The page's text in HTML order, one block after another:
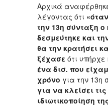
Aρχικά
λέγοντας ότι
την 13η σύνταξη
δεσμεύτηκε και
θα την κρατήσει
ξέχασε ότι
ένα δισ. που
χρόνο για την 13η
για να κλείσει
ιδιωτικοποίηση